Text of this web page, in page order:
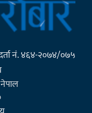
नं. ४६४-२०७४/०७५